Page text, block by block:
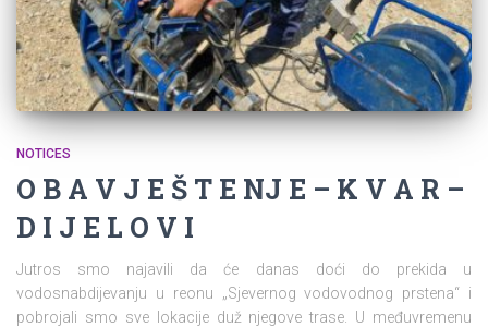
NOTICES
O B A V J E Š T E NJ E – K V A R –
D I J E L O V I
Jutros smo najavili da će danas doći do prekida u
vodosnabdijevanju u reonu „Sjevernog vodovodnog prstena“ i
pobrojali smo sve lokacije duž njegove trase. U međuvremenu